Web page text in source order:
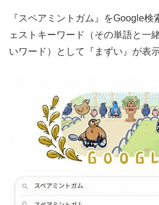
『スペアミントガム』をGoogle検
ェストキーワード（その単語と一
いワード）として『まずい』が表